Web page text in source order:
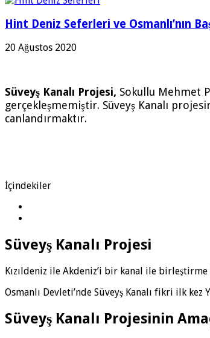
Hint Deniz Seferleri ve Osmanlı’nın
20 Ağustos 2020
Süveyş Kanalı Projesi, Sokullu Mehmet
gerçekleşmemiştir. Süveyş Kanalı
canlandırmaktır.
İçindekiler
Süveyş Kanalı Projesi
Kızıldeniz ile Akdeniz’i bir kanal ile
Osmanlı Devleti’nde Süveyş Kanalı fikri ilk
Süveyş Kanalı Projesinin